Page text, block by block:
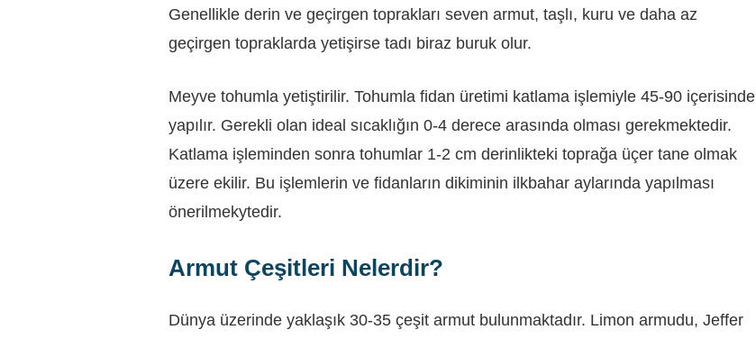
Genellikle derin ve geçirgen toprakları seven armut, taşlı, kuru ve daha az
geçirgen topraklarda yetişirse tadı biraz buruk olur.
Meyve tohumla yetiştirilir. Tohumla fidan üretimi katlama işlemiyle 45-90 içerisinde
yapılır. Gerekli olan ideal sıcaklığın 0-4 derece arasında olması gerekmektedir.
Katlama işleminden sonra tohumlar 1-2 cm derinlikteki toprağa üçer tane olmak
üzere ekilir. Bu işlemlerin ve fidanların dikiminin ilkbahar aylarında yapılması
önerilmekytedir.
Armut Çeşitleri Nelerdir?
Dünya üzerinde yaklaşık 30-35 çeşit armut bulunmaktadır. Limon armudu, Jeffer